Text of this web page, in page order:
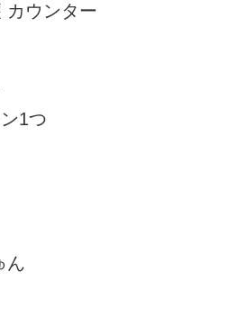
カウンター
1つ
ん